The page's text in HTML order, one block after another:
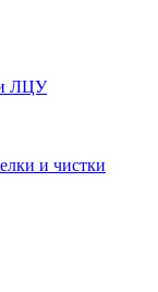
и ЛЦУ
и чистки